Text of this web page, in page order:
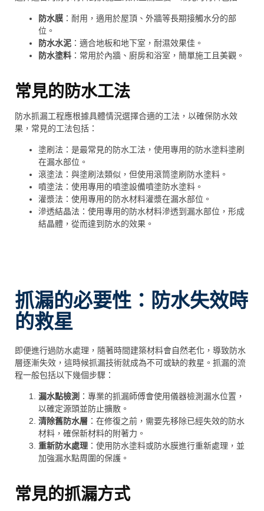
防水膜 ：耐用，適用於屋頂、外牆等長期接觸水分的部
位。
防水水泥 ：適合地板和地下室，耐濕效果佳。
防水塗料 ：常用於內牆、廚房和浴室，簡單施工且美觀。
常見的防水工法
防水抓漏工程應根據具體情況選擇合適的工法，以確保防水效
果，常見的工法包括：
塗刷法：是最常見的防水工法，使用專用的防水塗料塗刷
在漏水部位。
滾塗法：與塗刷法類似，但使用滾筒塗刷防水塗料。
噴塗法：使用專用的噴塗設備噴塗防水塗料。
灌漿法：使用專用的防水材料灌漿在漏水部位。
滲透結晶法：使用專用的防水材料滲透到漏水部位，形成
結晶體，從而達到防水的效果。
抓漏的必要性：防水失效時
的救星
即便進行過防水處理，隨著時間建築材料會自然老化，導致防水
層逐漸失效，這時候抓漏技術就成為不可或缺的救星。抓漏的流
程一般包括以下幾個步驟：
漏水點檢測 ：專業的抓漏師傅會使用儀器檢測漏水位置，
以確定源頭並防止擴散。
清除舊防水層 ：在修復之前，需要先移除已經失效的防水
材料，確保新材料的附著力。
重新防水處理 ：使用防水塗料或防水膜進行重新處理，並
加強漏水點周圍的保護。
常見的抓漏方式